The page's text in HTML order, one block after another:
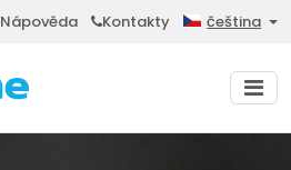
Nápověda Kontakty čeština